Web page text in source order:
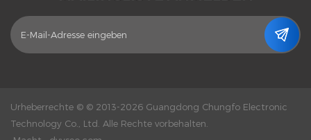
Urheberrechte © © 2013-2026 Guangdong Chungfo Electronic
Technology Co., Ltd. Alle Rechte vorbehalten.